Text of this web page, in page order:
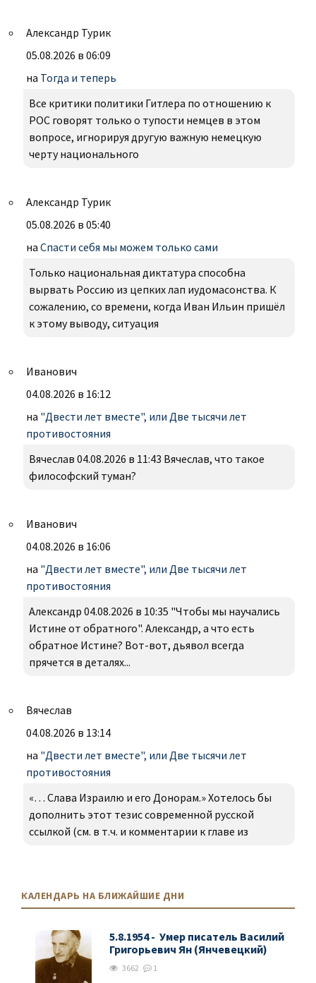
Александр Турик
05.08.2026 в 06:09
на Тогда и теперь
Все критики политики Гитлера по отношению к
РОС говорят только о тупости немцев в этом
вопросе, игнорируя другую важную немецкую
черту национального
Александр Турик
05.08.2026 в 05:40
на Спасти себя мы можем только сами
Только национальная диктатура способна
вырвать Россию из цепких лап иудомасонства. К
сожалению, со времени, когда Иван Ильин пришёл
к этому выводу, ситуация
Иванович
04.08.2026 в 16:12
на "Двести лет вместе", или Две тысячи лет
противостояния
Вячеслав 04.08.2026 в 11:43 Вячеслав, что такое
философский туман?
Иванович
04.08.2026 в 16:06
на "Двести лет вместе", или Две тысячи лет
противостояния
Александр 04.08.2026 в 10:35 "Чтобы мы научались
Истине от обратного". Александр, а что есть
обратное Истине? Вот-вот, дьявол всегда
прячется в деталях...
Вячеслав
04.08.2026 в 13:14
на "Двести лет вместе", или Две тысячи лет
противостояния
«… Слава Израилю и его Донорам.» Хотелось бы
дополнить этот тезис современной русской
ссылкой (см. в т.ч. и комментарии к главе из
КАЛЕНДАРЬ НА БЛИЖАЙШИЕ ДНИ
5.8.1954 - Умер писатель Василий
Григорьевич Ян (Янчевецкий)
3662 1